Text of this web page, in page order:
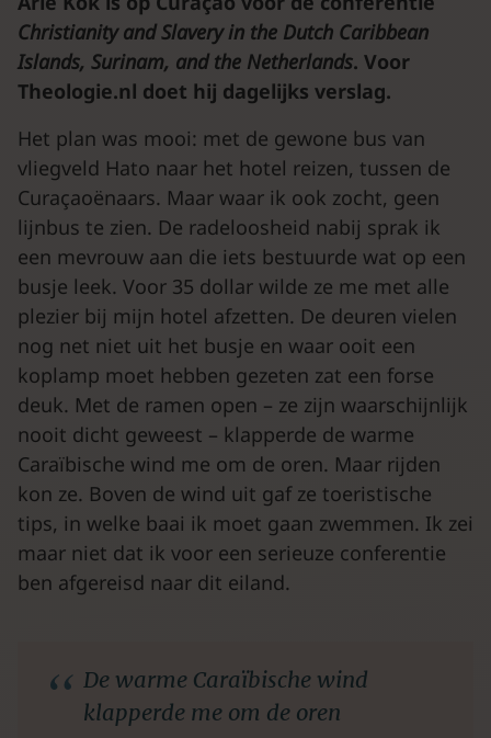
Christianity and Slavery in the Dutch Caribbean
Islands, Surinam, and the Netherlands. Voor
Theologie.nl doet hij dagelijks verslag.
Het plan was mooi: met de gewone bus van
vliegveld Hato naar het hotel reizen, tussen de
Curaçaoënaars. Maar waar ik ook zocht, geen
lijnbus te zien. De radeloosheid nabij sprak ik
een mevrouw aan die iets bestuurde wat op een
busje leek. Voor 35 dollar wilde ze me met alle
plezier bij mijn hotel afzetten. De deuren vielen
nog net niet uit het busje en waar ooit een
koplamp moet hebben gezeten zat een forse
deuk. Met de ramen open – ze zijn waarschijnlijk
nooit dicht geweest – klapperde de warme
Caraïbische wind me om de oren. Maar rijden
kon ze. Boven de wind uit gaf ze toeristische
tips, in welke baai ik moet gaan zwemmen. Ik zei
maar niet dat ik voor een serieuze conferentie
ben afgereisd naar dit eiland.
De warme Caraïbische wind
klapperde me om de oren